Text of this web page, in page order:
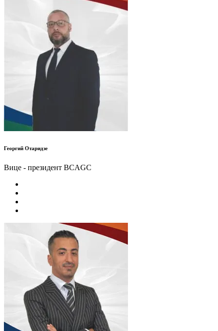
Георгий Отаридзе
Вице - президент BCAGC